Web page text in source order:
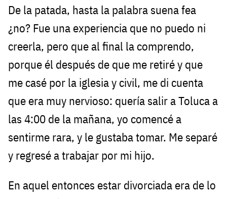
De la patada, hasta la palabra suena fea
¿no? Fue una experiencia que no puedo ni
creerla, pero que al final la comprendo,
porque él después de que me retiré y que
me casé por la iglesia y civil, me di cuenta
que era muy nervioso: quería salir a Toluca a
las 4:00 de la mañana, yo comencé a
sentirme rara, y le gustaba tomar. Me separé
y regresé a trabajar por mi hijo.
En aquel entonces estar divorciada era de lo